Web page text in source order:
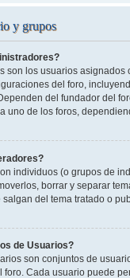
y grupos
son los usuarios
del foro,
del fundador del
uno de los foros,
individuos (o grupos de
borrar y separar
del tema tratado o
de Usuarios?
son conjuntos de
foro. Cada usuario puede